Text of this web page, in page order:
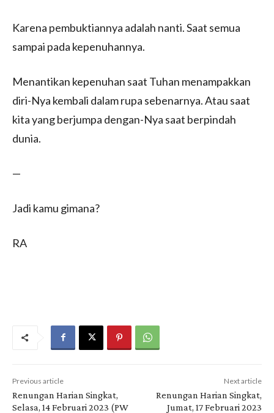
Karena pembuktiannya adalah nanti. Saat semua
sampai pada kepenuhannya.
Menantikan kepenuhan saat Tuhan menampakkan
diri-Nya kembali dalam rupa sebenarnya. Atau saat
kita yang berjumpa dengan-Nya saat berpindah
dunia.
—
Jadi kamu gimana?
RA
Previous article
Renungan Harian Singkat,
Selasa, 14 Februari 2023 (PW
Next article
Renungan Harian Singkat,
Jumat, 17 Februari 2023